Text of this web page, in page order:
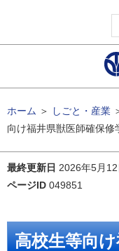
ホーム ＞ しごと・産業
向け福井県獣医師確保修
最終更新日 2026年5月12
ページID 049851
高校生等向